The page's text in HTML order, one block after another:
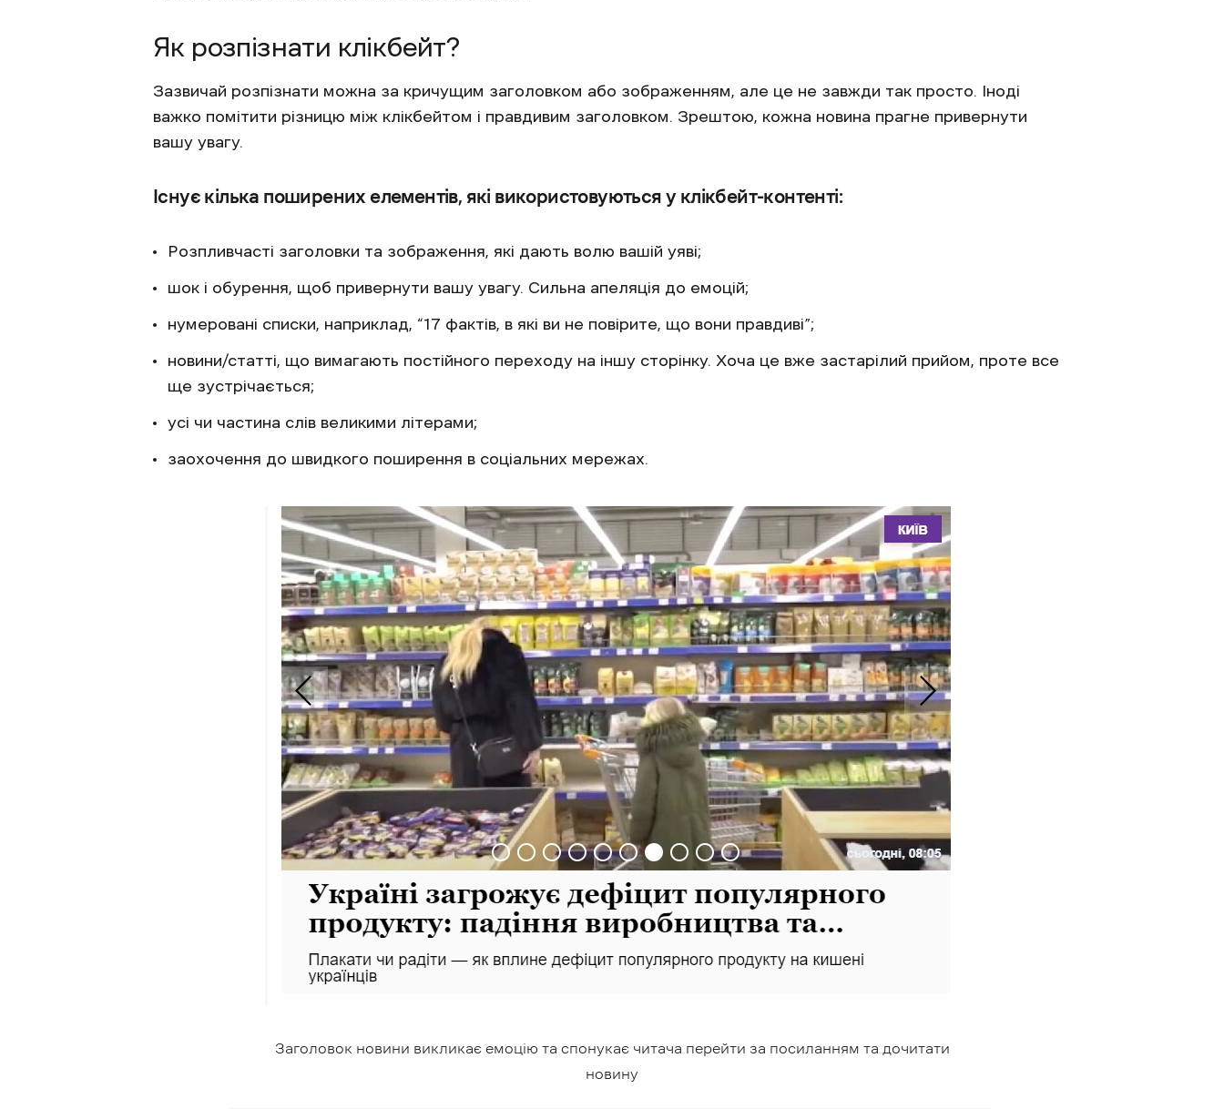
Як розпізнати клікбейт?
Зазвичай розпізнати можна за кричущим заголовком або зображенням, але це не завжди так просто. Іноді
важко помітити різницю між клікбейтом і правдивим заголовком. Зрештою, кожна новина прагне привернути
вашу увагу.
Існує кілька поширених елементів, які використовуються у клікбейт-контенті:
Розпливчасті заголовки та зображення, які дають волю вашій уяві;
шок і обурення, щоб привернути вашу увагу. Сильна апеляція до емоцій;
нумеровані списки, наприклад, “17 фактів, в які ви не повірите, що вони правдиві”;
новини/статті, що вимагають постійного переходу на іншу сторінку. Хоча це вже застарілий прийом, проте все
ще зустрічається;
усі чи частина слів великими літерами;
заохочення до швидкого поширення в соціальних мережах.
Заголовок новини викликає емоцію та спонукає читача перейти за посиланням та дочитати
новину